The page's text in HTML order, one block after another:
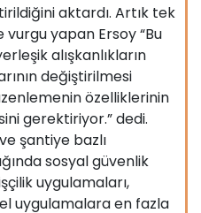
aktardı. Artık tek
yapan Ersoy “Bu
alışkanlıkların
değiştirilmesi
özelliklerinin
gerektiriyor.” dedi.
şantiye bazlı
sosyal güvenlik
uygulamaları,
uygulamalara en fazla